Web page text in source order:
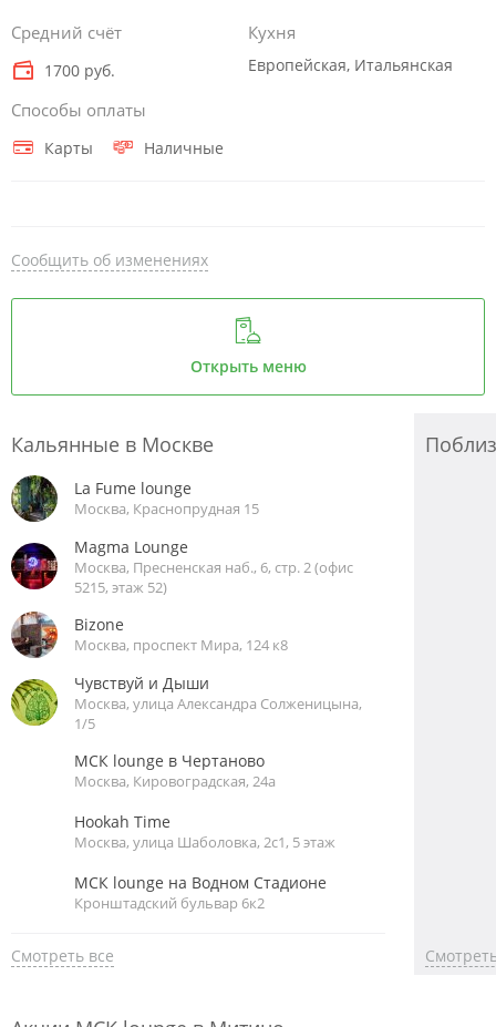
рождения - второй кальян в подарок (акция действует в
приложения лояльности МСК Lounge - чай в подарок
посещении). Основные правила заведения уточняйте у
администраторов по номеру телефона.
Средний счёт
1700 руб.
Способы оплаты
Карты Наличные
Кухня
Европейская, Итальянская
Сообщить об изменениях
Открыть меню
Кальянные в Москве
La Fume lounge
Москва, Краснопрудная 15
Magma Lounge
Москва, Пресненская наб., 6, стр. 2 (офис
5215, этаж 52)
Bizone
Москва, проспект Мира, 124 к8
Чувствуй и Дыши
Москва, улица Александра Солженицына,
1/5
МСК lounge в Чертаново
Москва, Кировоградская, 24а
Hookah Time
Москва, улица Шаболовка, 2с1, 5 этаж
МСК lounge на Водном Стадионе
Кронштадский бульвар 6к2
Смотреть все